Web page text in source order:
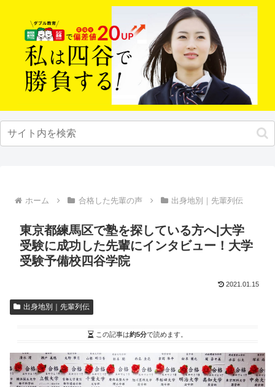
ホーム 合格した先輩の声 出身地別｜先輩列伝
東京都練馬区で塾を探している方へ|大学
受験に成功した先輩にインタビュー！大学
受験予備校四谷学院
2021.01.15
出身地別｜先輩列伝
この記事は約5分で読めます。